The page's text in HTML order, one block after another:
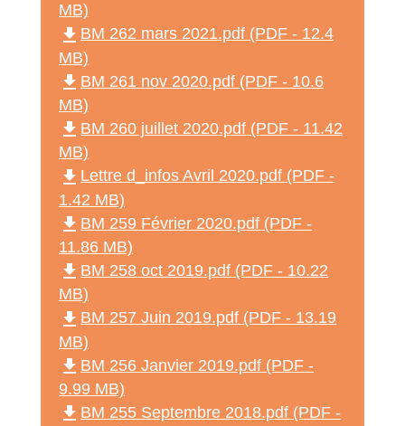
MB)
file_download BM 262 mars 2021.pdf (PDF - 12.4
MB)
file_download BM 261 nov 2020.pdf (PDF - 10.6
MB)
file_download BM 260 juillet 2020.pdf (PDF - 11.42
MB)
file_download Lettre d_infos Avril 2020.pdf (PDF -
1.42 MB)
file_download BM 259 Février 2020.pdf (PDF -
11.86 MB)
file_download BM 258 oct 2019.pdf (PDF - 10.22
MB)
file_download BM 257 Juin 2019.pdf (PDF - 13.19
MB)
file_download BM 256 Janvier 2019.pdf (PDF -
9.99 MB)
file_download BM 255 Septembre 2018.pdf (PDF -